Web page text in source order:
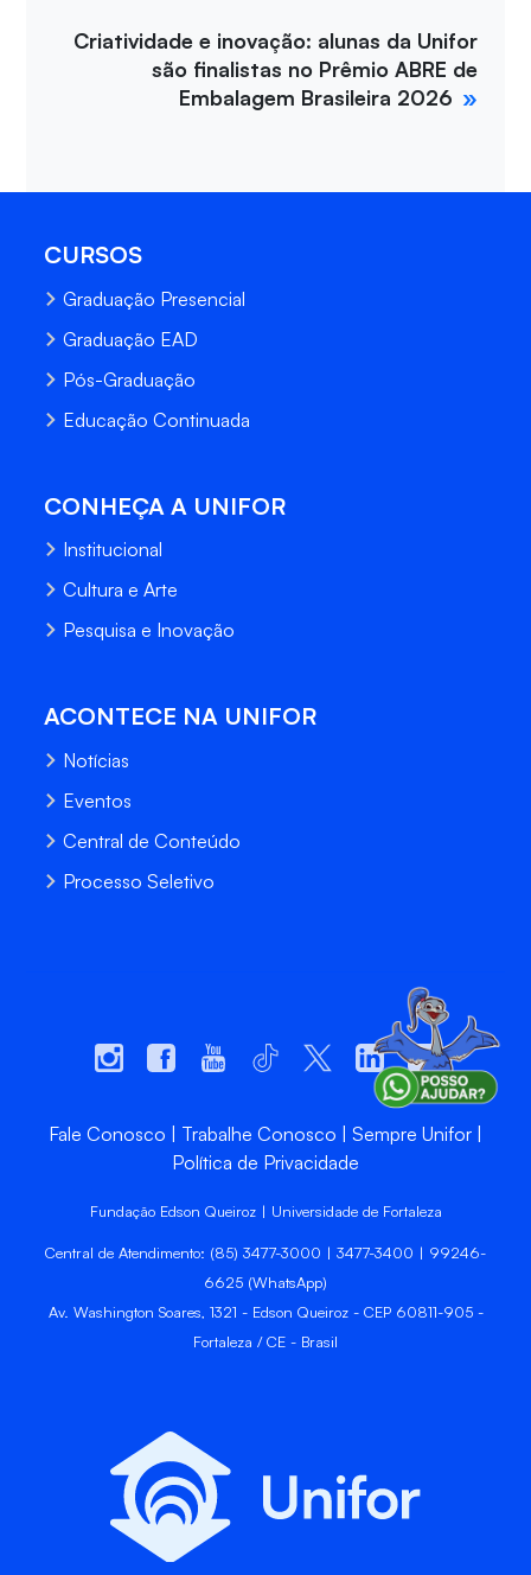
Criatividade e inovação: alunas da Unifor
são finalistas no Prêmio ABRE de
Embalagem Brasileira 2026
CURSOS
Graduação Presencial
Graduação EAD
Pós-Graduação
Educação Continuada
CONHEÇA A UNIFOR
Institucional
Cultura e Arte
Pesquisa e Inovação
ACONTECE NA UNIFOR
Notícias
Eventos
Central de Conteúdo
Processo Seletivo
Fale Conosco Trabalhe Conosco
Sempre Unifor
Política de Privacidade
Fundação Edson Queiroz | Universidade de Fortaleza
Central de Atendimento: (85) 3477-3000 | 3477-3400 | 99246-
6625 (WhatsApp)
Av. Washington Soares, 1321 - Edson Queiroz - CEP 60811-905 -
Fortaleza / CE - Brasil